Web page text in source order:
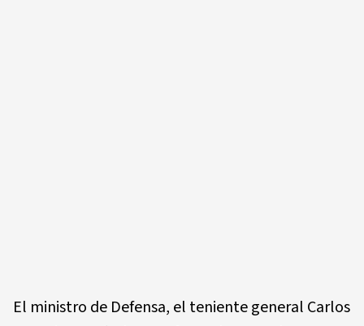
El ministro de Defensa, el teniente general Carlos